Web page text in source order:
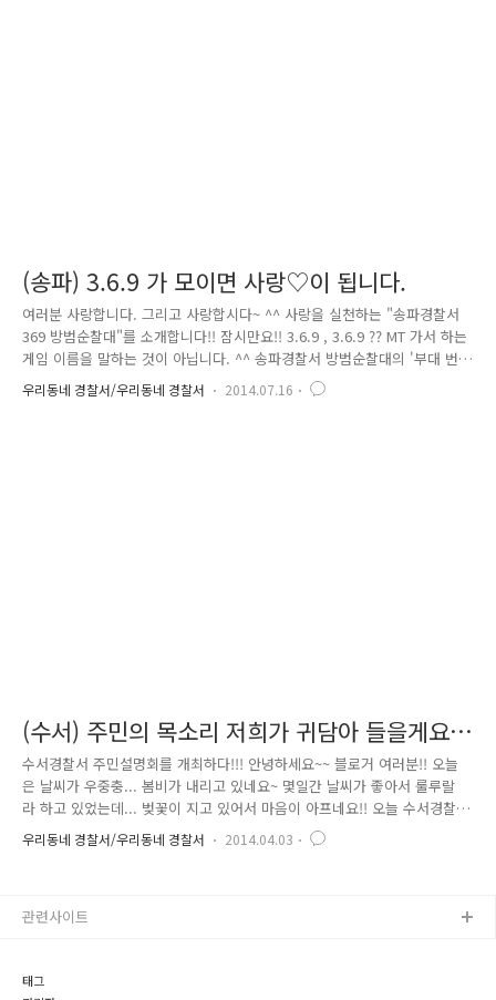
(송파) 3.6.9 가 모이면 사랑♡이 됩니다.
여러분 사랑합니다. 그리고 사랑합시다~ ^^ 사랑을 실천하는 "송파경찰서
369 방범순찰대"를 소개합니다!! 잠시만요!! 3.6.9 , 3.6.9 ?? MT 가서 하는
게임 이름을 말하는 것이 아닙니다. ^^ 송파경찰서 방범순찰대의 '부대 번
호'가 바로!! - 3 6 9 - 369 부대는 “사랑(♡)”을 부대 마크로 지정하고, 서로
서로 뭉쳐 동료愛를 만들어 내고 있는데요, 이들의 사랑은 지휘부, 동료 간
우리동네 경찰서/우리동네 경찰서 2014.07.16
(수서) 주민의 목소리 저희가 귀담아 들을게요
~~
수서경찰서 주민설명회를 개최하다!!! 안녕하세요~~ 블로거 여러분!! 오늘
은 날씨가 우중충... 봄비가 내리고 있네요~ 몇일간 날씨가 좋아서 룰루랄
라 하고 있었는데... 벚꽃이 지고 있어서 마음이 아프네요!! 오늘 수서경찰
에서 준비한 소식은 바로바로!! 주민설명회~~! 수서경찰에서는 3월의 마지
막날인 31일에 수서, 강남, 서초 3개의 경찰서가 5층 대강당에 모여 '안전
민설명회를 개최하였습니다. 이날 행사에는 강신명 서울청장도 함께 자리
우리동네 경찰서/우리동네 경찰서 2014.04.03
태그
관련사이트